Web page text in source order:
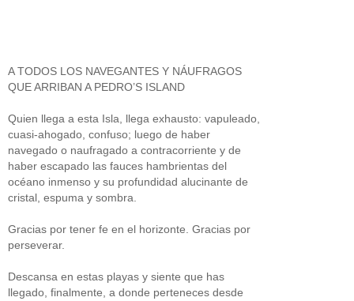
A TODOS LOS NAVEGANTES Y NÁUFRAGOS
QUE ARRIBAN A PEDRO’S ISLAND
Quien llega a esta Isla, llega exhausto: vapuleado,
cuasi-ahogado, confuso; luego de haber
navegado o naufragado a contracorriente y de
haber escapado las fauces hambrientas del
océano inmenso y su profundidad alucinante de
cristal, espuma y sombra.
Gracias por tener fe en el horizonte. Gracias por
perseverar.
Descansa en estas playas y siente que has
llegado, finalmente, a donde perteneces desde